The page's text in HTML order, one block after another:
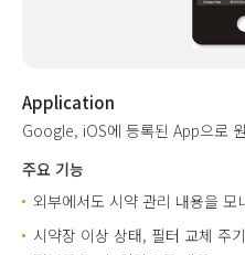
Application
Google, iOS에 등록된 App으로
주요 기능
외부에서도 시약 관리 내용을 모
시약장 이상 상태, 필터 교체 주